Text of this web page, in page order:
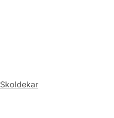
Skoldekar